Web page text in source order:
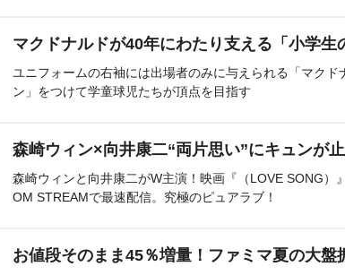
マクドナルドが40年にわたり支える「小学生
ユニフォームの右袖には出場者のみに与えられる「マクド
ン」をつけて学童球児たちが頂点を目指す
森崎ウィン×向井康二“両片思い”にキュンが止
森崎ウィンと向井康二がW主演！映画『（LOVE SONG）
OM STREAMで最速配信。究極のピュアラブ！
お値段そのまま45％増量！ファミマ夏の大盤